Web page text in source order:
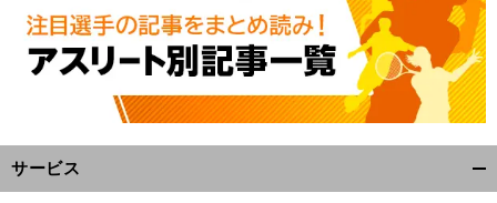
サービス